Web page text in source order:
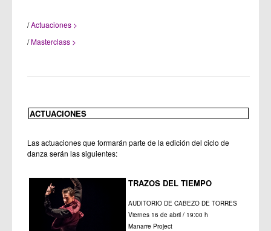
/Actuaciones >
/Masterclass >
ACTUACIONES
Las actuaciones que formarán parte de la edición del ciclo de
danza serán las siguientes:
TRAZOS DEL TIEMPO
AUDITORIO DE CABEZO DE TORRES
Viernes 16 de abril / 19:00 h
Manarre Project